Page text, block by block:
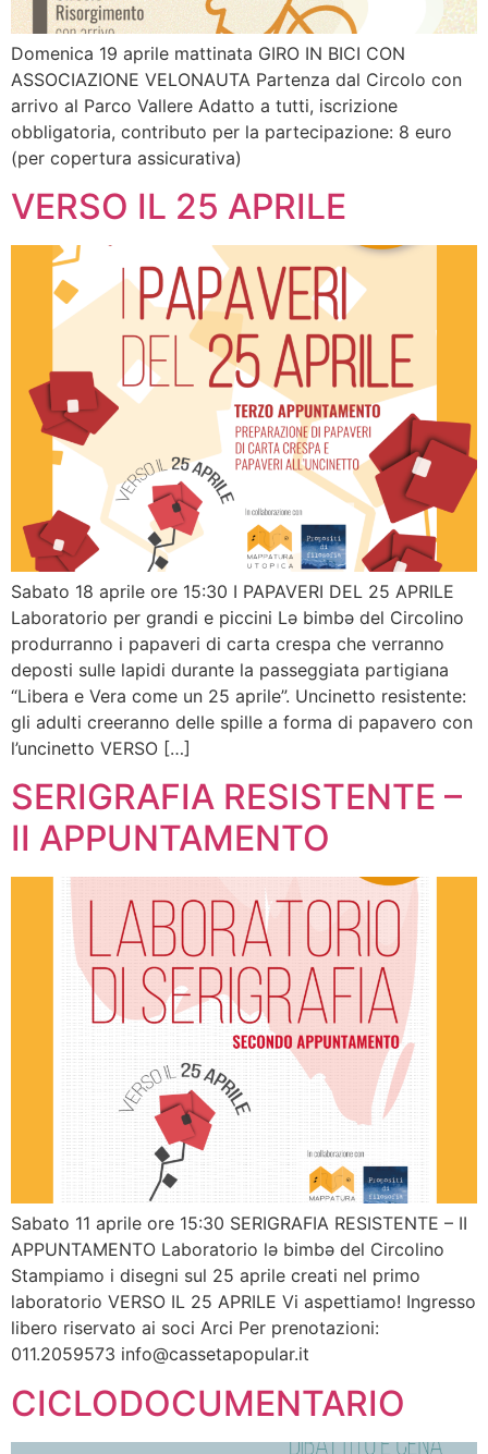
Domenica 19 aprile mattinata GIRO IN BICI CON
ASSOCIAZIONE VELONAUTA Partenza dal Circolo con
arrivo al Parco Vallere Adatto a tutti, iscrizione
obbligatoria, contributo per la partecipazione: 8 euro
(per copertura assicurativa)
VERSO IL 25 APRILE
Sabato 18 aprile ore 15:30 I PAPAVERI DEL 25 APRILE
Laboratorio per grandi e piccini Lə bimbə del Circolino
produrranno i papaveri di carta crespa che verranno
deposti sulle lapidi durante la passeggiata partigiana
“Libera e Vera come un 25 aprile”. Uncinetto resistente:
gli adulti creeranno delle spille a forma di papavero con
l’uncinetto VERSO […]
SERIGRAFIA RESISTENTE –
II APPUNTAMENTO
Sabato 11 aprile ore 15:30 SERIGRAFIA RESISTENTE – II
APPUNTAMENTO Laboratorio lə bimbə del Circolino
Stampiamo i disegni sul 25 aprile creati nel primo
laboratorio VERSO IL 25 APRILE Vi aspettiamo! Ingresso
libero riservato ai soci Arci Per prenotazioni:
011.2059573 info@cassetapopular.it
CICLODOCUMENTARIO